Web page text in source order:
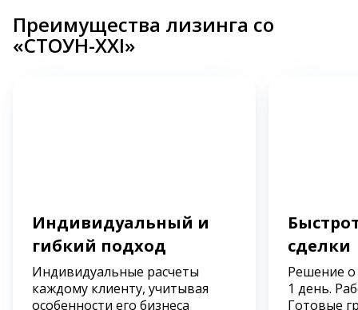
Преимущества лизинга со
«СТОУН-XXI»
Индивидуальный и
гибкий подход
Индивидуальные расчеты
каждому клиенту, учитывая
особенности его бизнеса
сделки
Решение
1 день.
Готовые